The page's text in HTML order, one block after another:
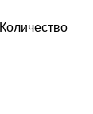
Количество